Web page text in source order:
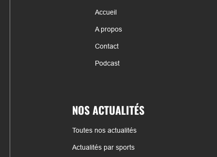
Accueil
A propos
Contact
Podcast
NOS ACTUALITÉS
Toutes nos actualités
Actualités par sports